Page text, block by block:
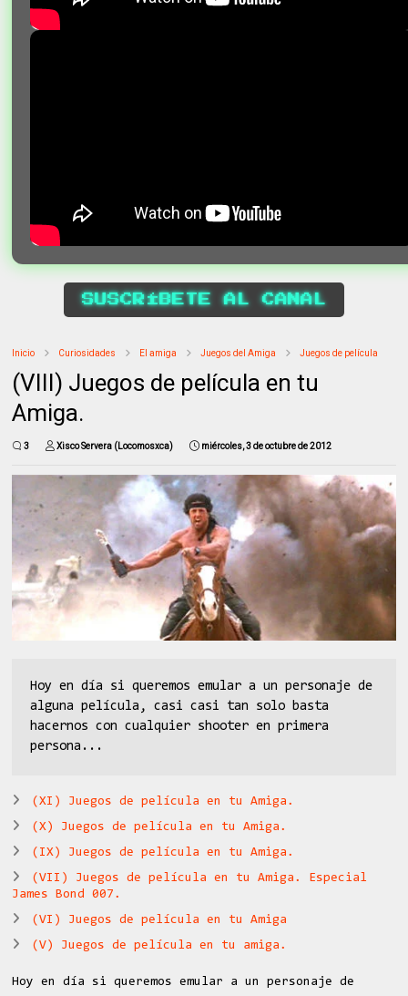
SUSCRÍBETE AL CANAL
Inicio Curiosidades El amiga Juegos del Amiga Juegos de película
(VIII) Juegos de película en tu
Amiga.
3 Xisco Servera (Locomosxca) miércoles, 3 de octubre de 2012
Hoy en día si queremos emular a un personaje de
alguna película, casi casi tan solo basta
hacernos con cualquier shooter en primera
persona...
(XI) Juegos de película en tu Amiga.
(X) Juegos de película en tu Amiga.
(IX) Juegos de película en tu Amiga.
(VII) Juegos de película en tu Amiga. Especial
James Bond 007.
(VI) Juegos de película en tu Amiga
(V) Juegos de película en tu amiga.
Hoy en día si queremos emular a un personaje de